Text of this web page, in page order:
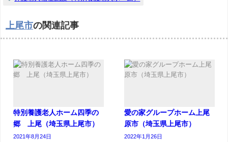
上尾市の関連記事
特別養護老人ホーム四季の
郷 上尾（埼玉県上尾市）
2021年8月24日
愛の家グループホーム上尾
原市（埼玉県上尾市）
2022年1月26日